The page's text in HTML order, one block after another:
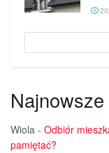
Wiola - Odbiór
pamiętać?